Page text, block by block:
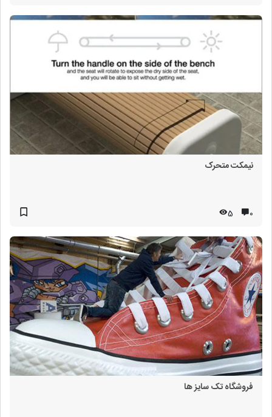
نیمکت متحرک
۰ 5
فروشگاه تک سایز ها